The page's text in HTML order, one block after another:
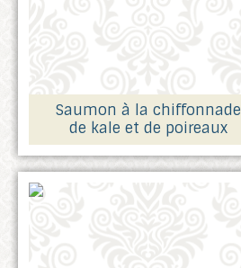
Saumon à la chiffonnade
de kale et de poireaux